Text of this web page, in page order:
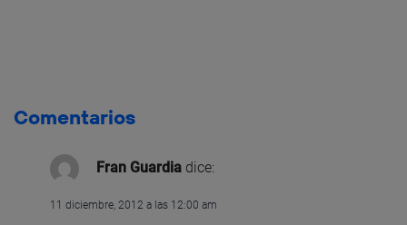
Comentarios
Fran Guardia dice:
11 diciembre, 2012 a las 12:00 am